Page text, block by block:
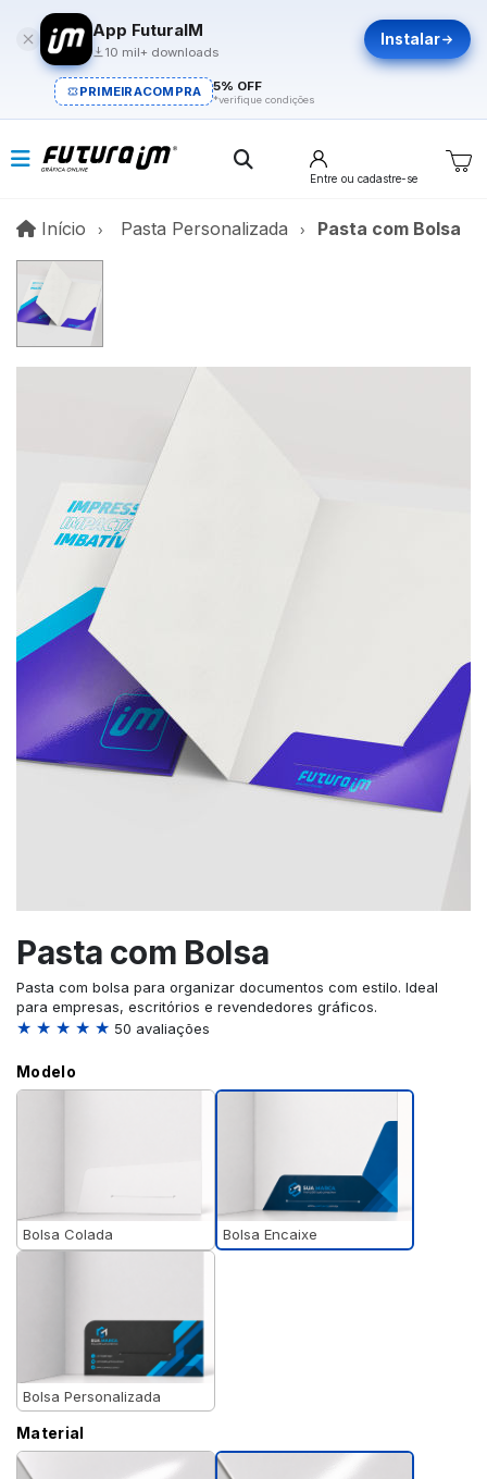
App FuturaIM
10 mil+ downloads
Instalar
PRIMEIRACOMPRA 5% OFF
*verifique condições
Entre ou cadastre-se
Início InícioPasta Personalizada Pasta com Bolsa
Pasta com Bolsa
Pasta com bolsa para organizar documentos com estilo. Ideal
para empresas, escritórios e revendedores gráficos.
★ ★ ★ ★ ★ 50 avaliações
Modelo
Bolsa Colada Bolsa Encaixe
Bolsa Personalizada
Material